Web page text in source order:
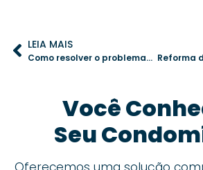
LEIA MAIS
Como resolver o problema das assembleias intermináveis no seu condomínio
Você
Seu